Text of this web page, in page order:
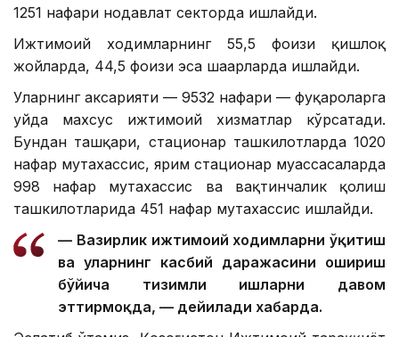
1251 нафари нодавлат секторда ишлайди.
Ижтимоий ходимларнинг 55,5 фоизи қишлоқ
жойларда, 44,5 фоизи эса шаҳарларда ишлайди.
Уларнинг аксарияти — 9532 нафари — фуқароларга
уйда махсус ижтимоий хизматлар кўрсатади.
Бундан ташқари, стационар ташкилотларда 1020
нафар мутахассис, ярим стационар муассасаларда
998 нафар мутахассис ва вақтинчалик қолиш
ташкилотларида 451 нафар мутахассис ишлайди.
— Вазирлик ижтимоий ходимларни ўқитиш
ва уларнинг касбий даражасини ошириш
бўйича тизимли ишларни давом
эттирмоқда, — дейилади хабарда.